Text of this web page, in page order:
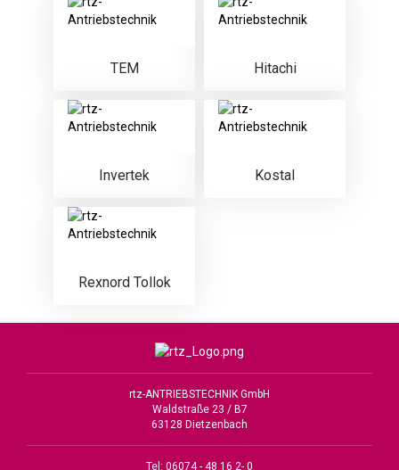
TEM Hitachi
Invertek Kostal
Rexnord Tollok
rtz-ANTRIEBSTECHNIK GmbH
Waldstraße 23 / B7
63128 Dietzenbach
Tel: 06074 - 48 16 2- 0